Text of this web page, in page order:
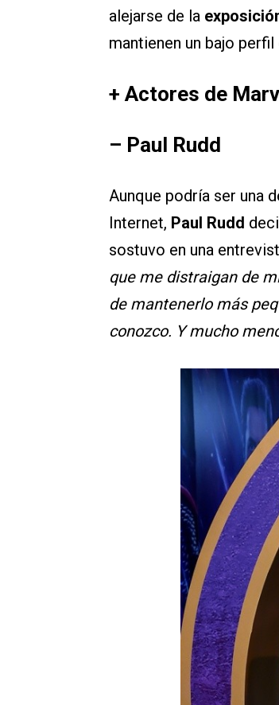
alejarse de la
mantienen un bajo
+ Actores de
– Paul Rudd
Aunque podría ser una
Internet, Paul Rudd
sostuvo en una
que me distraigan de
de mantenerlo más
conozco. Y mucho